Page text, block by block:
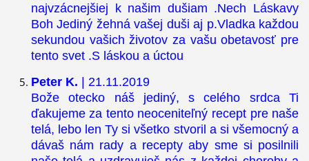
najvzácnejšiej k našim dušiam .Nech Láskavy
Boh Jediný žehná vašej duši aj p.Vladka každou
sekundou vašich životov za vašu obetavosť pre
tento svet .S láskou a úctou
Peter K. | 21.11.2019
Bože otecko náš jediný, s celého srdca Ti
ďakujeme za tento neoceniteľný recept pre naše
telá, lebo len Ty si všetko stvoril a si všemocný a
dávaš nám rady a recepty aby sme si posilnili